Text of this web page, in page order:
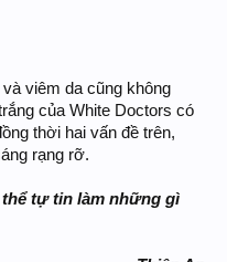
viêm da cũng không
của White Doctors có
thời hai vấn đề trên,
rạng rỡ.
thể tự tin làm những gì